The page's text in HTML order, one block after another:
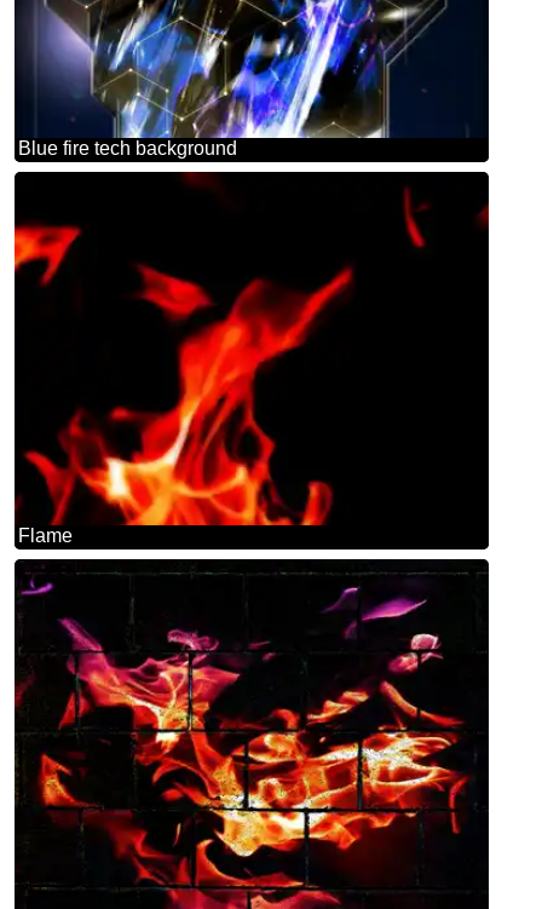
Blue fire tech background
Flame